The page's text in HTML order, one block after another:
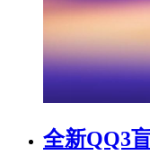
全新QQ3